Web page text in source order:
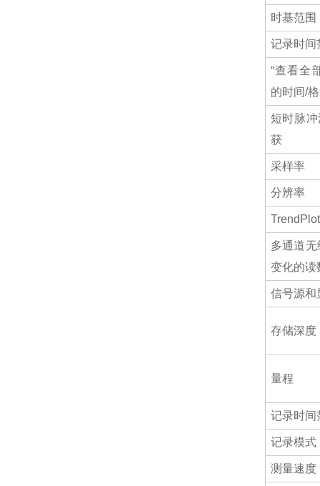
时基范围
记录时间
“查看全
的时间/格
短时脉
获
采样率
分辨率
多通道
变化的读
信号源和
存储深度
量程
记录时间
记录模式
测量速度